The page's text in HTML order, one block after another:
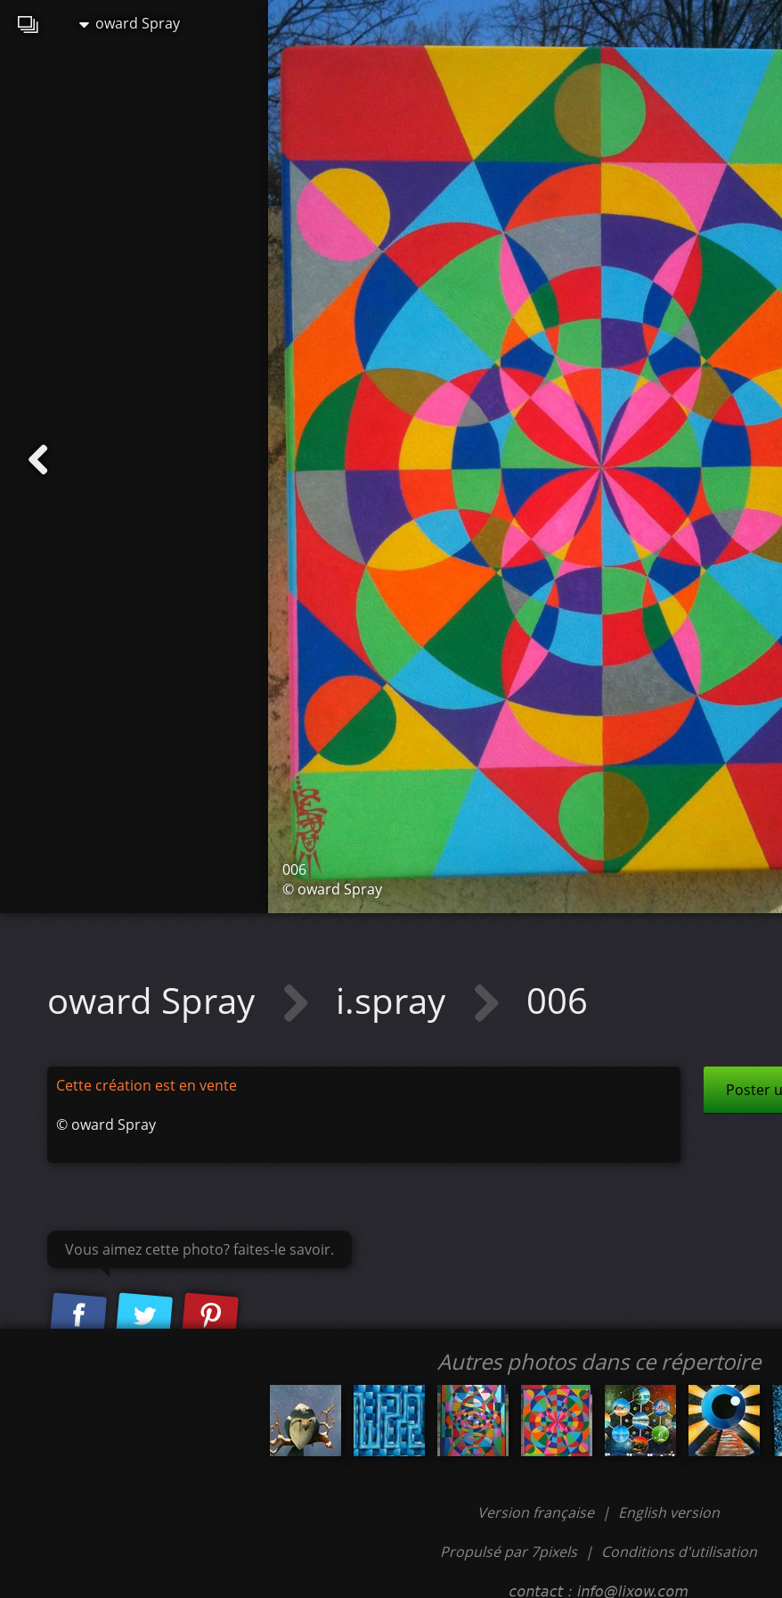
oward Spray
006
© oward Spray
oward Spray i.spray 006
Cette création est en vente
© oward Spray
Poster
Vous aimez cette photo? faites-le savoir.
Autres photos dans ce répertoire
Version française | English version
Propulsé par 7pixels | Conditions d'utilisation